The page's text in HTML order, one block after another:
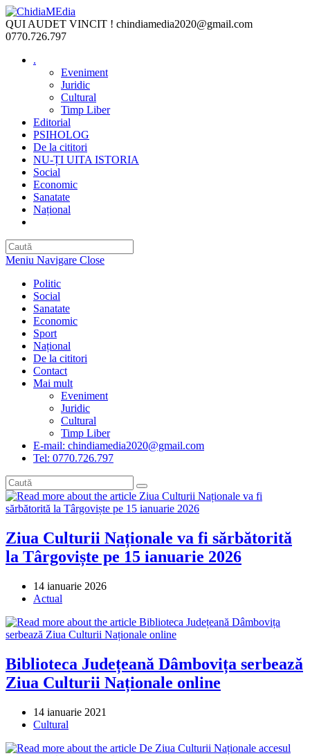
Skip
to
content
QUI AUDET VINCIT ! chindiamedia2020@gmail.com
0770.726.797
.
Eveniment
Juridic
Cultural
Timp Liber
Editorial
PSIHOLOG
De la cititori
NU-ȚI UITA ISTORIA
Social
Economic
Sanatate
Național
Meniu Navigare Close
Politic
Social
Sanatate
Economic
Sport
Național
De la cititori
Contact
Mai mult
Eveniment
Juridic
Cultural
Timp Liber
E-mail: chindiamedia2020@gmail.com
Tel: 0770.726.797
Ziua Culturii Naționale va fi sărbătorită
la Târgoviște pe 15 ianuarie 2026
Post
published:
14 ianuarie 2026
Post
Actual
Biblioteca Județeană Dâmbovița serbează
Ziua Culturii Naționale online
Post
published:
14 ianuarie 2021
Post
Cultural